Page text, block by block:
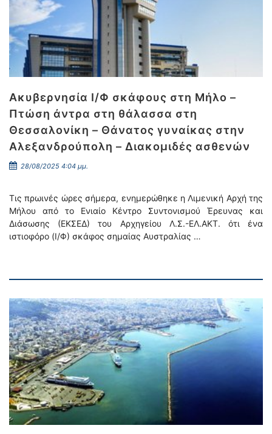
Ακυβερνησία Ι/Φ σκάφους στη Μήλο –
Πτώση άντρα στη θάλασσα στη
Θεσσαλονίκη – Θάνατος γυναίκας στην
Αλεξανδρούπολη – Διακομιδές ασθενών
28/08/2025 4:04 μμ.
Τις πρωινές ώρες σήμερα, ενημερώθηκε η Λιμενική Αρχή της
Μήλου από το Ενιαίο Κέντρο Συντονισμού Έρευνας και
Διάσωσης (ΕΚΣΕΔ) του Αρχηγείου Λ.Σ.-ΕΛ.ΑΚΤ. ότι ένα
ιστιοφόρο (Ι/Φ) σκάφος σημαίας Αυστραλίας …